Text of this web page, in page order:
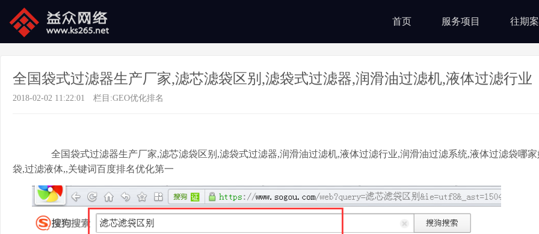
首页 服务项目 往期
全国袋式过滤器生产厂家,滤芯滤袋区别,滤袋式过滤器,润滑油过滤机,液体过滤行业
2018-02-02 11:22:01 栏目:GEO优化排名
全国袋式过滤器生产厂家,滤芯滤袋区别,滤袋式过滤器,润滑油过滤机,液体过滤行业,润滑油过滤系统,液体过滤袋哪家
袋,过滤液体,,关键词百度排名优化第一